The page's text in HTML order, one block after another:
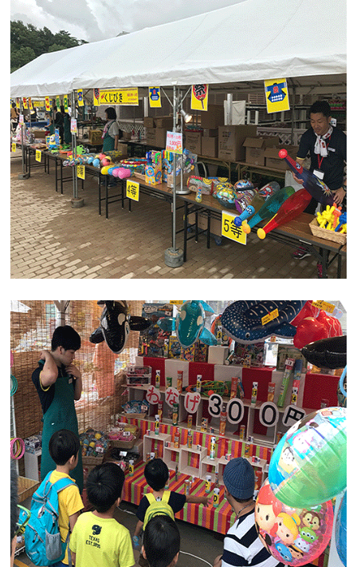
自然ふれあい体験
園内奥の「自然ふれあい体験エリア」は昆虫ふれあい体験
本日の午後4時半まで！！